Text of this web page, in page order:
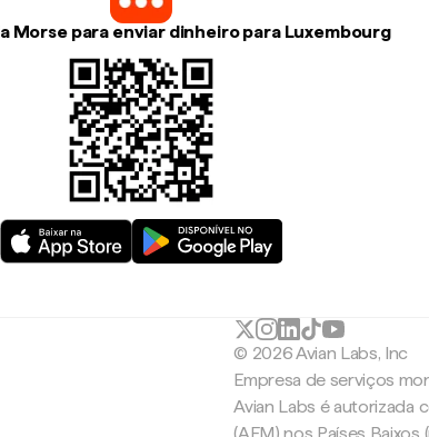
Morse para enviar dinheiro para Luxembourg
© 2026 Avian Labs, Inc
Empresa de serviços
Avian Labs é autorizada